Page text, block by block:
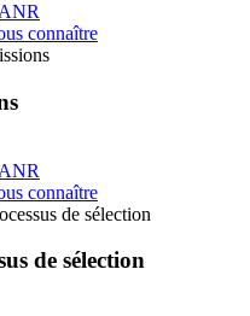
connaître
connaître
de sélection
de sélection